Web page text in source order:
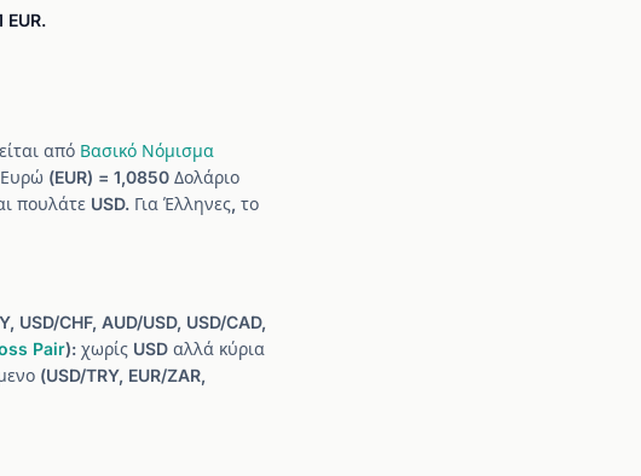
EUR.
από Βασικό Νόμισμα
(EUR) = 1,0850 Δολάριο
πουλάτε USD. Για Έλληνες, το
USD/CHF, AUD/USD, USD/CAD,
Pair): χωρίς USD αλλά κύρια
(USD/TRY, EUR/ZAR,